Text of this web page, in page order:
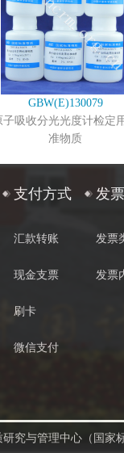
GBW(E)130079
子吸收分光光度计检定
准物质
支付方式
汇款转账
现金支票
刷卡
微信支付
发票
发票
发票
究与管理中心（国家